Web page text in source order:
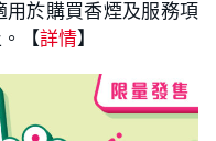
於購買香煙及服務項
【詳情】